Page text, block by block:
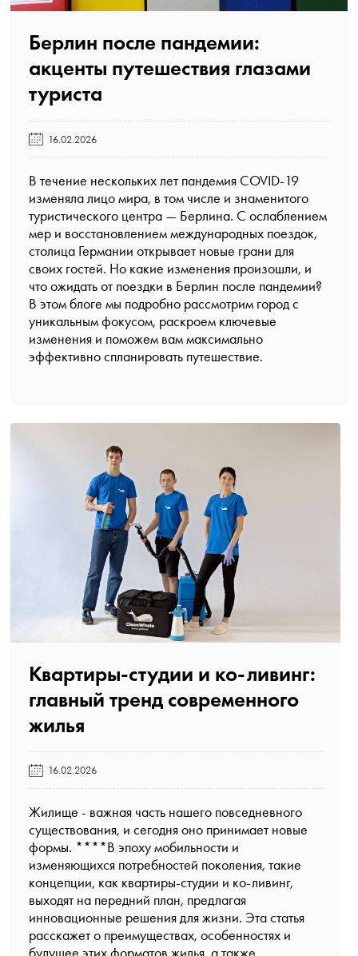
Берлин после пандемии:
акценты путешествия глазами
туриста️
16.02.2026
В течение нескольких лет пандемия COVID-19
изменяла лицо мира, в том числе и знаменитого
туристического центра — Берлина. С ослаблением
мер и восстановлением международных поездок,
столица Германии открывает новые грани для
своих гостей. Но какие изменения произошли, и
что ожидать от поездки в Берлин после пандемии?
В этом блоге мы подробно рассмотрим город с
уникальным фокусом, раскроем ключевые
изменения и поможем вам максимально
эффективно спланировать путешествие.
Квартиры-студии и ко-ливинг:
главный тренд современного
жилья️
16.02.2026
Жилище - важная часть нашего повседневного
существования, и сегодня оно принимает новые
формы. ****В эпоху мобильности и
изменяющихся потребностей поколения, такие
концепции, как квартиры-студии и ко-ливинг,
выходят на передний план, предлагая
инновационные решения для жизни. Эта статья
расскажет о преимуществах, особенностях и
будущее этих форматов жилья, а также